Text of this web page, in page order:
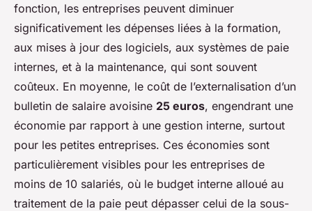
fonction, les entreprises peuvent diminuer
significativement les dépenses liées à la formation,
aux mises à jour des logiciels, aux systèmes de paie
internes, et à la maintenance, qui sont souvent
coûteux. En moyenne, le coût de l’externalisation d’un
bulletin de salaire avoisine 25 euros, engendrant une
économie par rapport à une gestion interne, surtout
pour les petites entreprises. Ces économies sont
particulièrement visibles pour les entreprises de
moins de 10 salariés, où le budget interne alloué au
traitement de la paie peut dépasser celui de la sous-